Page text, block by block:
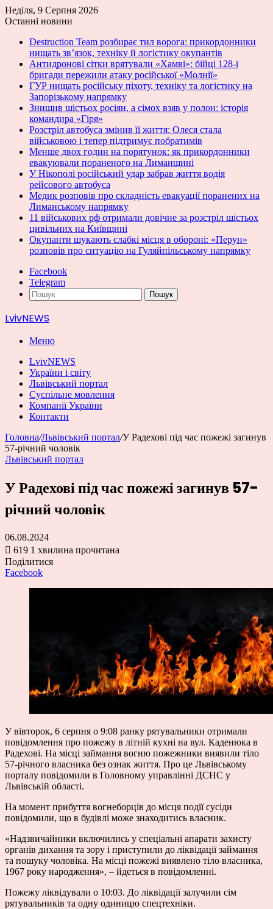
Неділя, 9 Серпня 2026
Останні новини
Destruction Team розбирає тил ворога: прикордонники
нищать зв’язок, техніку й логістику окупантів
Антидронові сітки врятували «Хамві»: бійці 128-ї
бригади пережили атаку російської «Молнії»
ГУР нищать російську піхоту, техніку та логістику на
Запорізькому напрямку
Знищив шістьох росіян, а сімох взяв у полон: історія
командира «Гіря»
Розстріл автобуса змінив її життя: Олеся стала
військовою і тепер підтримує побратимів
Менше двох годин на порятунок: як прикордонники
евакуювали пораненого на Лиманщині
У Нікополі російський удар забрав життя водія
рейсового автобуса
Медик розповів про складність евакуації поранених на
Лиманському напрямку
11 військових рф отримали довічне за розстріл шістьох
цивільних на Київщині
Окупанти шукають слабкі місця в обороні: «Перун»
розповів про ситуацію на Гуляйпільському напрямку
Facebook
Telegram
Пошук
LvivNEWS
Меню
LvivNEWS
України і світу
Львівський портал
Суспільне мовлення
Компанії України
Контакти
Головна/Львівський портал/У Радехові під час пожежі загинув
57-річний чоловік
Львівський портал
У Радехові під час пожежі загинув 57-
річний чоловік
06.08.2024
619 1 хвилина прочитана
Поділитися
Facebook
У вівторок, 6 серпня о 9:08 ранку рятувальники отримали
повідомлення про пожежу в літній кухні на вул. Каденюка в
Радехові. На місці займання вогню пожежники виявили тіло
57-річного власника без ознак життя. Про це Львівському
порталу повідомили в Головному управлінні ДСНС у
Львівській області.
На момент прибуття вогнеборців до місця події сусіди
повідомили, що в будівлі може знаходитись власник.
«Надзвичайники включились у спеціальні апарати захисту
органів дихання та зору і приступили до ліквідації займання
та пошуку чоловіка. На місці пожежі виявлено тіло власника,
1967 року народження», – йдеться в повідомленні.
Пожежу ліквідували о 10:03. До ліквідації залучили сім
рятувальників та одну одиницю спецтехніки.